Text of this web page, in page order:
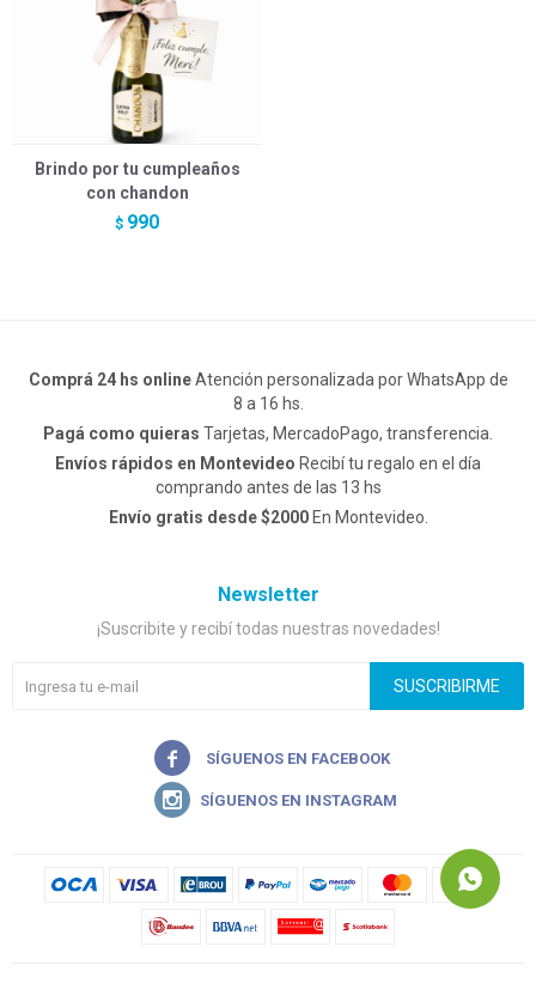
Brindo por tu cumpleaños
con chandon
$ 990
Comprá 24 hs onlineAtención personalizada por WhatsApp de
8 a 16 hs.
Pagá como quieras Tarjetas, MercadoPago, transferencia.
Envíos rápidos en Montevideo Recibí tu regalo en el día
comprando antes de las 13 hs
Envío gratis desde $2000En Montevideo.
Newsletter
¡Suscribite y recibí todas nuestras novedades!
SUSCRIBIRME

